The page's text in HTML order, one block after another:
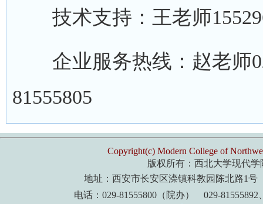
技术支持：王老师
企业服务热线：赵老师
81555805
Copyright(c) Modern College of
版权所有：西北大学现代学
地址：西安市长安区滦镇科教园陈北路1
电话：029-81555800（院办） 029-81555892